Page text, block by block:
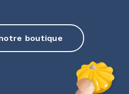
boutique